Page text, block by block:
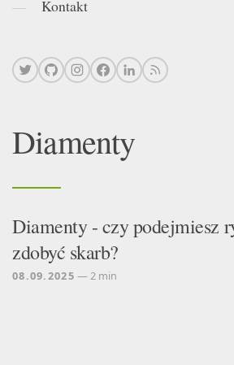
Kontakt
Diamenty
Diamenty - czy podejmiesz
zdobyć skarb?
08.09.2025 — 2 min